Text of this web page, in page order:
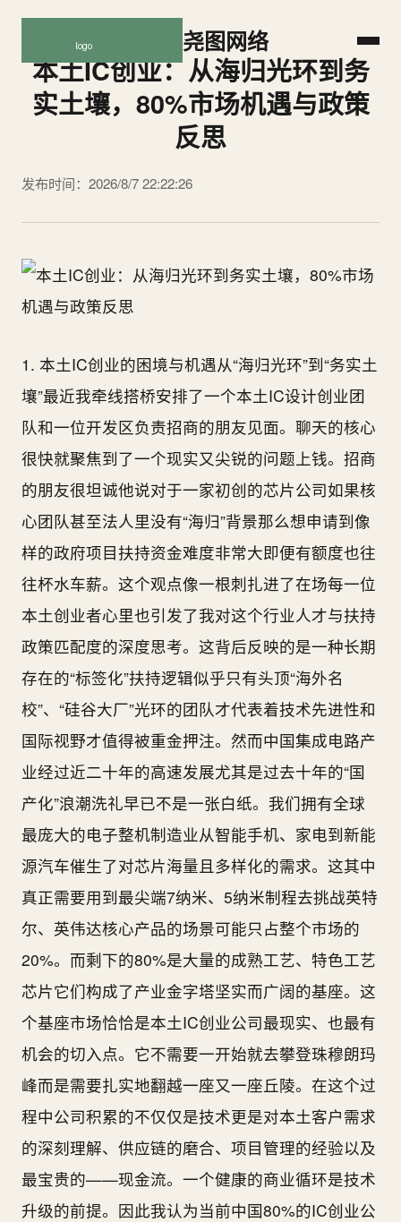
尧图网络
本土IC创业：从海归光环到务
实土壤，80%市场机遇与政策
反思
发布时间：2026/8/7 22:22:26
1. 本土IC创业的困境与机遇从“海归光环”到“务实土
壤”最近我牵线搭桥安排了一个本土IC设计创业团
队和一位开发区负责招商的朋友见面。聊天的核心
很快就聚焦到了一个现实又尖锐的问题上钱。招商
的朋友很坦诚他说对于一家初创的芯片公司如果核
心团队甚至法人里没有“海归”背景那么想申请到像
样的政府项目扶持资金难度非常大即便有额度也往
往杯水车薪。这个观点像一根刺扎进了在场每一位
本土创业者心里也引发了我对这个行业人才与扶持
政策匹配度的深度思考。这背后反映的是一种长期
存在的“标签化”扶持逻辑似乎只有头顶“海外名
校”、“硅谷大厂”光环的团队才代表着技术先进性和
国际视野才值得被重金押注。然而中国集成电路产
业经过近二十年的高速发展尤其是过去十年的“国
产化”浪潮洗礼早已不是一张白纸。我们拥有全球
最庞大的电子整机制造业从智能手机、家电到新能
源汽车催生了对芯片海量且多样化的需求。这其中
真正需要用到最尖端7纳米、5纳米制程去挑战英特
尔、英伟达核心产品的场景可能只占整个市场的
20%。而剩下的80%是大量的成熟工艺、特色工艺
芯片它们构成了产业金字塔坚实而广阔的基座。这
个基座市场恰恰是本土IC创业公司最现实、也最有
机会的切入点。它不需要一开始就去攀登珠穆朗玛
峰而是需要扎实地翻越一座又一座丘陵。在这个过
程中公司积累的不仅仅是技术更是对本土客户需求
的深刻理解、供应链的磨合、项目管理的经验以及
最宝贵的——现金流。一个健康的商业循环是技术
升级的前提。因此我认为当前中国80%的IC创业公